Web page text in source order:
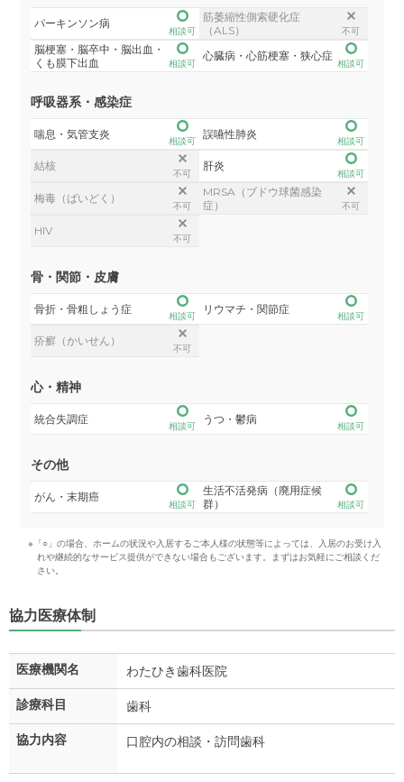
パーキンソン病
相談可
筋萎縮性側索硬化症
（ALS）
不可
脳梗塞・脳卒中・脳出血・
くも膜下出血
相談可
心臓病・心筋梗塞・狭心症
相談可
呼吸器系・感染症
喘息・気管支炎
相談可
誤嚥性肺炎
相談可
結核
不可
肝炎
相談可
梅毒（ばいどく）
不可
MRSA（ブドウ球菌感染
症）
不可
HIV
不可
骨・関節・皮膚
骨折・骨粗しょう症
相談可
リウマチ・関節症
相談可
疥癬（かいせん）
不可
心・精神
統合失調症
相談可
うつ・鬱病
相談可
その他
がん・末期癌
相談可
生活不活発病（廃用症候
群）
相談可
※「○」の場合、ホームの状況や入居するご本人様の状態等によっては、入居のお受け入
れや継続的なサービス提供ができない場合もございます。まずはお気軽にご相談くだ
さい。
協力医療体制
医療機関名 わたひき歯科医院
診療科目 歯科
協力内容 口腔内の相談・訪問歯科